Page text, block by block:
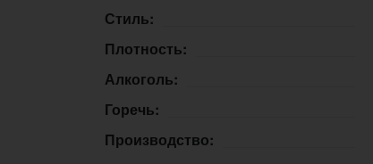
Стиль:
Плотность:
Алкоголь:
Горечь:
Производство: